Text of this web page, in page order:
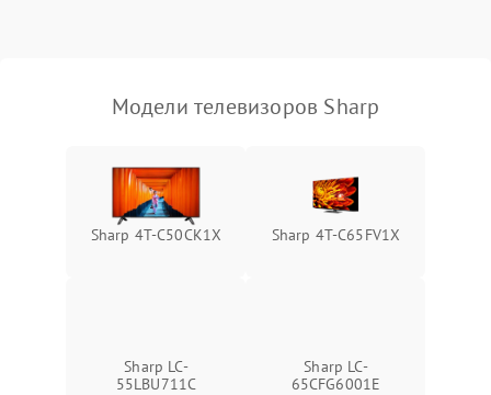
Модели телевизоров Sharp
Sharp 4T-C50CK1X Sharp 4T-C65FV1X
Sharp LC-
55LBU711C
Sharp LC-
65CFG6001E